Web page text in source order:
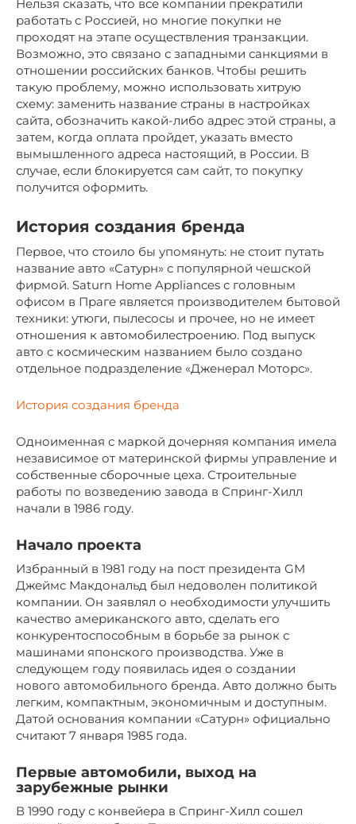
Нельзя сказать, что все компании прекратили
работать с Россией, но многие покупки не
проходят на этапе осуществления транзакции.
Возможно, это связано с западными санкциями в
отношении российских банков. Чтобы решить
такую проблему, можно использовать хитрую
схему: заменить название страны в настройках
сайта, обозначить какой-либо адрес этой страны, а
затем, когда оплата пройдет, указать вместо
вымышленного адреса настоящий, в России. В
случае, если блокируется сам сайт, то покупку
получится оформить.
История создания бренда
Первое, что стоило бы упомянуть: не стоит путать
название авто «Сатурн» с популярной чешской
фирмой. Saturn Home Appliances с головным
офисом в Праге является производителем бытовой
техники: утюги, пылесосы и прочее, но не имеет
отношения к автомобилестроению. Под выпуск
авто с космическим названием было создано
отдельное подразделение «Дженерал Моторс».
История создания бренда
Одноименная с маркой дочерняя компания имела
независимое от материнской фирмы управление и
собственные сборочные цеха. Строительные
работы по возведению завода в Спринг-Хилл
начали в 1986 году.
Начало проекта
Избранный в 1981 году на пост президента GM
Джеймс Макдональд был недоволен политикой
компании. Он заявлял о необходимости улучшить
качество американского авто, сделать его
конкурентоспособным в борьбе за рынок с
машинами японского производства. Уже в
следующем году появилась идея о создании
нового автомобильного бренда. Авто должно быть
легким, компактным, экономичным и доступным.
Датой основания компании «Сатурн» официально
считают 7 января 1985 года.
Первые автомобили, выход на
зарубежные рынки
В 1990 году с конвейера в Спринг-Хилл сошел